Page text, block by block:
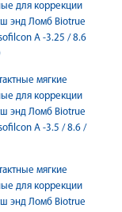
для коррекции
энд Ломб Biotrue
A -3.25 / 8.6
мягкие
для коррекции
энд Ломб Biotrue
A -3.5 / 8.6 /
мягкие
для коррекции
энд Ломб Biotrue